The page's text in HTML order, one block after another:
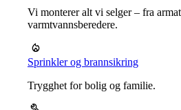
Vi monterer alt vi selger – fra
varmtvannsberedere.
Sprinkler og brannsikring
Trygghet for bolig og familie.